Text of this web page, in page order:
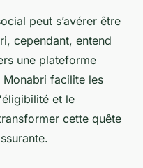
peut s’avérer être
cependant, entend
une plateforme
facilite les
et le
cette quête